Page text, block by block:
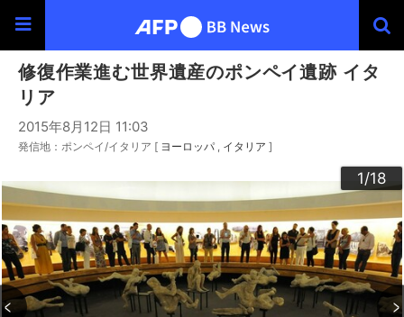
修復作業進む世界遺産のポンペイ遺跡 イタ
リア
2015年8月12日 11:03
発信地：ポンペイ/イタリア [ ヨーロッパ イタリア ]
1/18
2/18
3/18
4/18
5/18
6/18
7/18
8/18
9/18
10/18
11/18
12/18
13/18
14/18
15/18
16/18
17/18
18/18